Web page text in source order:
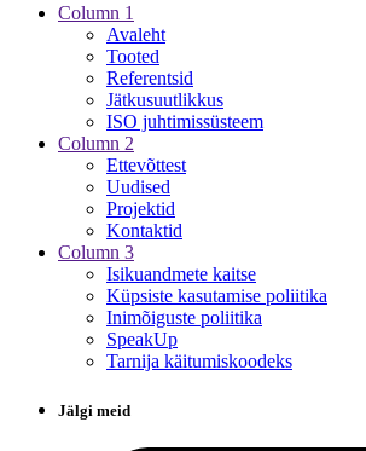
Column 1
Avaleht
Tooted
Referentsid
Jätkusuutlikkus
ISO juhtimissüsteem
Column 2
Ettevõttest
Uudised
Projektid
Kontaktid
Column 3
Isikuandmete kaitse
Küpsiste kasutamise poliitika
Inimõiguste poliitika
SpeakUp
Tarnija käitumiskoodeks
Jälgi meid